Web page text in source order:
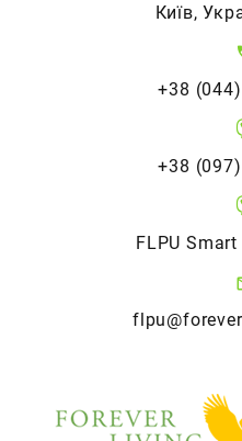
Київ,
+38
+38
FLPU